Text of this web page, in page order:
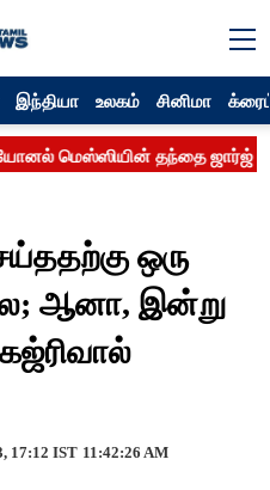
இந்தியா உலகம் சினிமா
ஒரு
ஆனா, இன்று
17:12 IST 11:42:26 AM